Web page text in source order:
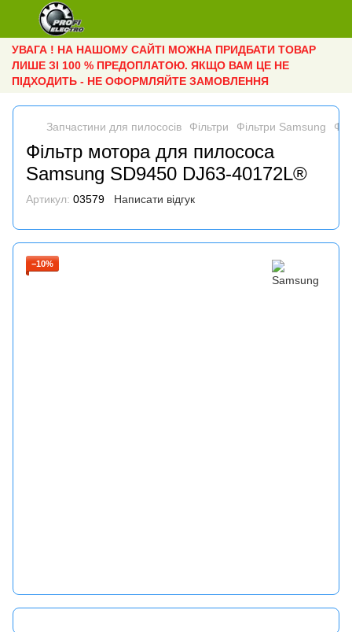
УВАГА ! НА НАШОМУ САЙТІ МОЖНА ПРИДБАТИ ТОВАР
ЛИШЕ ЗІ 100 % ПРЕДОПЛАТОЮ. ЯКЩО ВАМ ЦЕ НЕ
ПІДХОДИТЬ - НЕ ОФОРМЛЯЙТЕ ЗАМОВЛЕННЯ
Запчастини для пилососів Фільтри Фільтри Samsung
Фільтр мотора для пилососа
Samsung SD9450 DJ63-40172L®
Артикул: 03579 Написати відгук
−10%